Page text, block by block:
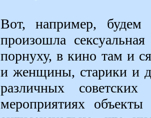
Вот, например, будем
произошла
порнуху, в кино там и
и женщины, старики и
различных
мероприятиях объекты